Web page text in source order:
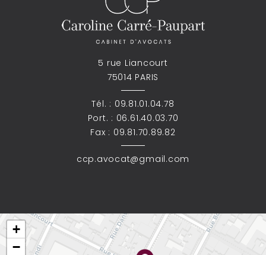
5 rue Liancourt
75014 PARIS
Tél. : 09.81.01.04.78
Port. : 06.61.40.03.70
Fax : 09.81.70.89.82
ccp.avocat@gmail.com
+
−